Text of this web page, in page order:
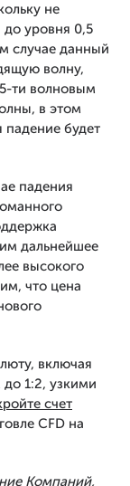
не
до уровня 0,5
случае данный
волну,
ти волновым
в этом
будет
падения
дальнейшее
высокого
что цена
включая
1:2, узкими
счет
CFD на
Компаний,